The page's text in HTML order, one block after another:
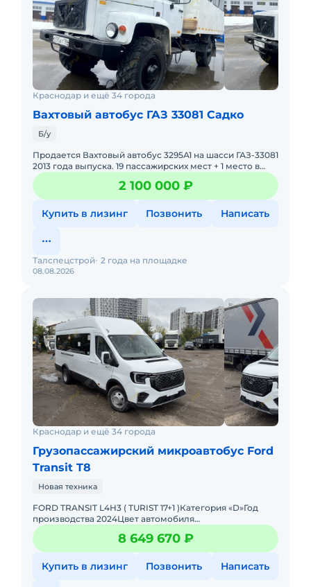
Краснодар и ещё 34 города
Вахтовый автобус ГАЗ 33081 Садко
Б/у
Продается Вахтовый автобус 3295А1 на шасси ГАЗ-33081
2013 года выпуска. 19 пассажирских мест + 1 место в
кабине. Исправное техническое состояние, готов к
эксплу
2 100 000 ₽
Купить в лизинг Позвонить Написать
08.08.2026
Талспецстрой 2 года на площадке
Краснодар и ещё 34 города
Грузопассажирский микроавтобус Ford
Transit T8
Новая техника
FORD TRANSIT L4H3 ( TURIST 17+1 )Категория «D»Год
производства 2024Цвет автомобиля
БелыйСнаряжённая масса автомобиля 3 495 кг.Версия
L4H3 2,3L TDi 1
8 649 670 ₽
Купить в лизинг Позвонить Написать